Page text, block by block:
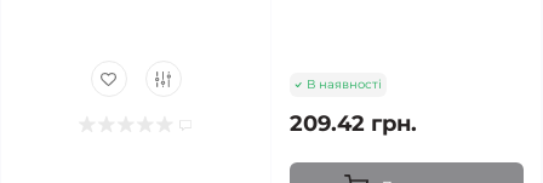
В наявності
209.42 грн.